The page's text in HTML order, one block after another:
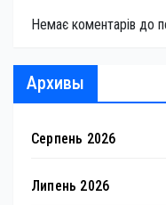
Немає коментарів до
Архивы
Серпень 2026
Липень 2026